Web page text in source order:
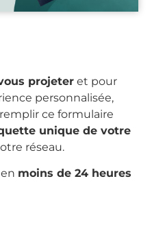
projeter et pour
personnalisée,
ce formulaire
unique de votre
réseau.
moins de 24 heures